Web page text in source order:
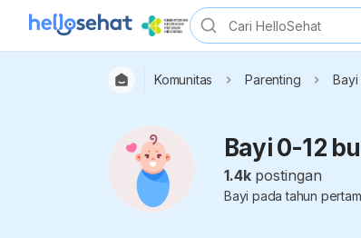
Komunitas Parenting Bayi
Bayi 0-12
1.4k postingan
Bayi pada tahun